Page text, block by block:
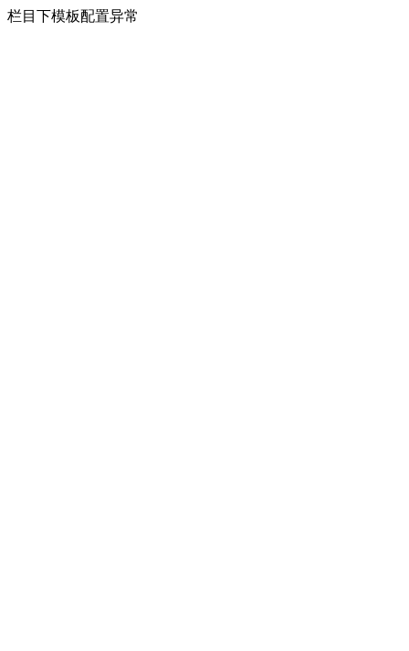
栏目下模板配置异常